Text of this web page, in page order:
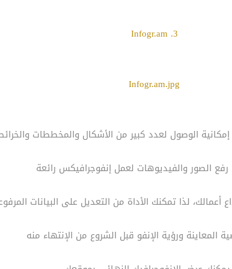
3. Infogr.am
Infogr.am.jpg
الوصول لعدد كبير من الأشكال والمخططات
الصور والفيديوهات لعمل إنفوجرافيكس رائعة
أعمالك، لذا تمكنك الأداة من التعديل على البيانات
المعاينة ورؤية الإنفو قبل الشروع من الإنتهاء منه